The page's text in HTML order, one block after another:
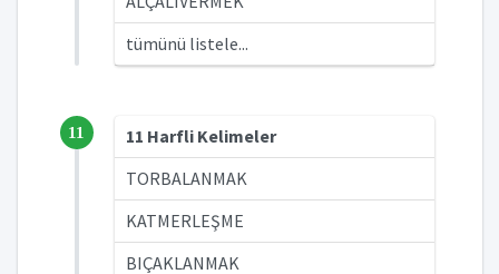
tümünü listele...
11
11 Harfli Kelimeler
TORBALANMAK
KATMERLEŞME
BIÇAKLANMAK